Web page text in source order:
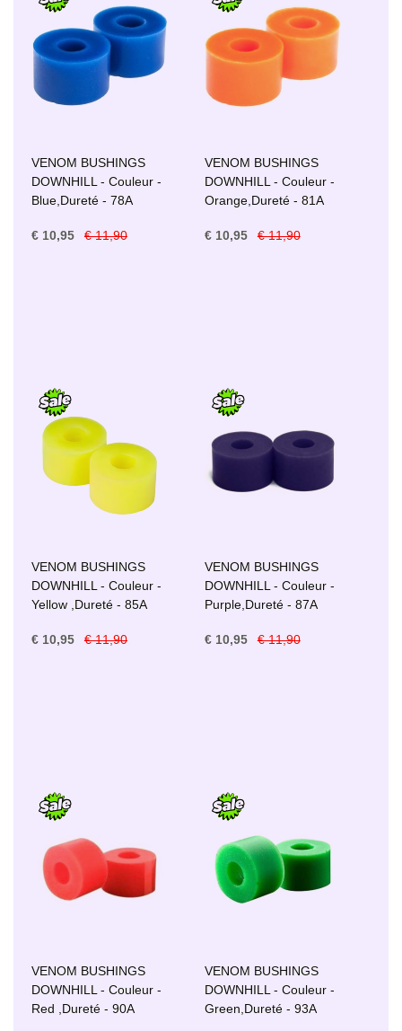
VENOM BUSHINGS
DOWNHILL - Couleur -
Blue,Dureté - 78A
€ 10,95 € 11,90
VENOM BUSHINGS
DOWNHILL - Couleur -
Orange,Dureté - 81A
€ 10,95 € 11,90
VENOM BUSHINGS
DOWNHILL - Couleur -
Yellow ,Dureté - 85A
€ 10,95 € 11,90
VENOM BUSHINGS
DOWNHILL - Couleur -
Purple,Dureté - 87A
€ 10,95 € 11,90
VENOM BUSHINGS
DOWNHILL - Couleur -
Red ,Dureté - 90A
VENOM BUSHINGS
DOWNHILL - Couleur -
Green,Dureté - 93A